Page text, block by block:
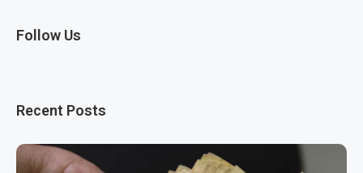
Follow Us
Recent Posts